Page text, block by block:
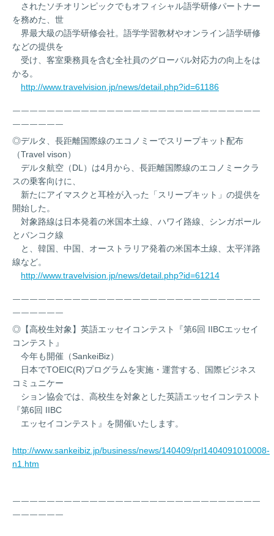
されたソチオリンピックでもオフィシャル語学研修パートナー
を務めた、世
界最大級の語学研修会社。語学学習教材やオンライン語学研修
などの提供を
受け、客室乗務員を含む全社員のグローバル対応力の向上をは
かる。
http://www.travelvision.jp/news/detail.php?id=61186
￣￣￣￣￣￣￣￣￣￣￣￣￣￣￣￣￣￣￣￣￣￣￣￣￣￣￣￣￣
￣￣￣￣￣￣
◎デルタ、長距離国際線のエコノミーでスリープキット配布
（Travel vison）
デルタ航空（DL）は4月から、長距離国際線のエコノミークラ
スの乗客向けに、
新たにアイマスクと耳栓が入った「スリープキット」の提供を
開始した。
対象路線は日本発着の米国本土線、ハワイ路線、シンガポール
とバンコク線
と、韓国、中国、オーストラリア発着の米国本土線、太平洋路
線など。
http://www.travelvision.jp/news/detail.php?id=61214
￣￣￣￣￣￣￣￣￣￣￣￣￣￣￣￣￣￣￣￣￣￣￣￣￣￣￣￣￣
￣￣￣￣￣￣
◎【高校生対象】英語エッセイコンテスト『第6回 IIBCエッセイ
コンテスト』
今年も開催（SankeiBiz）
日本でTOEIC(R)プログラムを実施・運営する、国際ビジネス
コミュニケー
ション協会では、高校生を対象とした英語エッセイコンテスト
『第6回 IIBC
エッセイコンテスト』を開催いたします。
http://www.sankeibiz.jp/business/news/140409/prl1404091010008-
n1.htm
￣￣￣￣￣￣￣￣￣￣￣￣￣￣￣￣￣￣￣￣￣￣￣￣￣￣￣￣￣
￣￣￣￣￣￣